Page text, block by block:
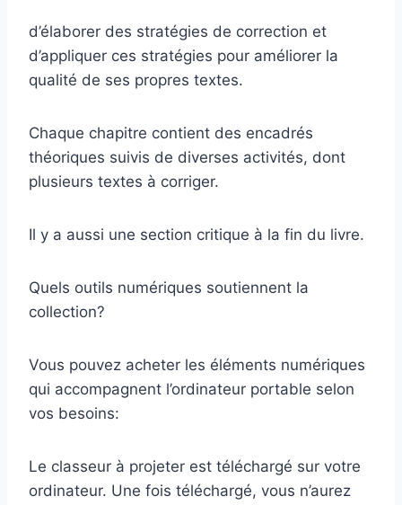
d’élaborer des stratégies de correction et
d’appliquer ces stratégies pour améliorer la
qualité de ses propres textes.
Chaque chapitre contient des encadrés
théoriques suivis de diverses activités, dont
plusieurs textes à corriger.
Il y a aussi une section critique à la fin du livre.
Quels outils numériques soutiennent la
collection?
Vous pouvez acheter les éléments numériques
qui accompagnent l’ordinateur portable selon
vos besoins:
Le classeur à projeter est téléchargé sur votre
ordinateur. Une fois téléchargé, vous n’aurez